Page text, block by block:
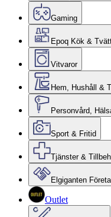
Gaming
Epoq Kök &
Vitvaror
Hem, Hushåll &
Personvård,
Sport & Fritid
Tjänster &
Elgiganten
Outlet